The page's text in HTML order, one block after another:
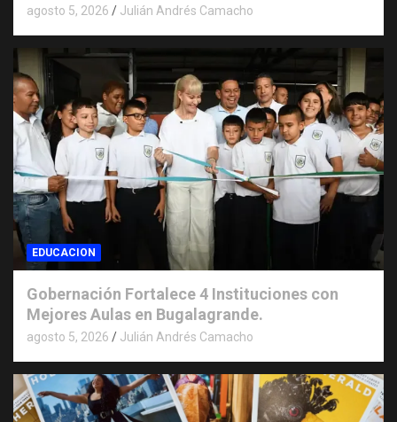
agosto 5, 2026 Julián Andrés Camacho
EDUCACION
Gobernación Fortalece 4 Instituciones con
Mejores Aulas en Bugalagrande.
agosto 5, 2026 Julián Andrés Camacho